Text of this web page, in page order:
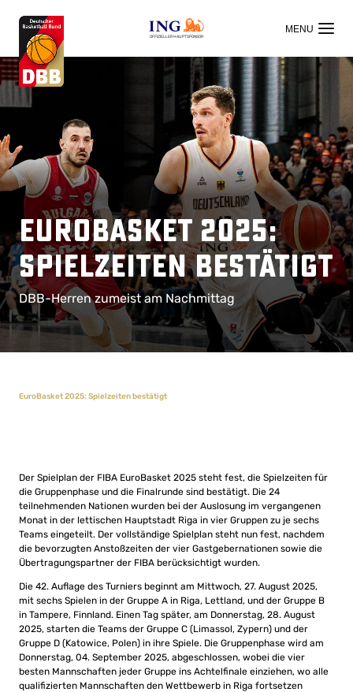
OFFIZIELLER HAUPTSPONSOR
EuroBasket 2025:
Spielzeiten bestätigt
DBB-Herren zumeist am Nachmittag
EuroBasket 2025: Spielzeiten bestätigt
Der Spielplan der FIBA EuroBasket 2025 steht fest, die Spielzeiten für
die Gruppenphase und die Finalrunde sind bestätigt. Die 24
teilnehmenden Nationen wurden bei der Auslosung im vergangenen
Monat in der lettischen Hauptstadt Riga in vier Gruppen zu je sechs
Teams eingeteilt. Der vollständige Spielplan steht nun fest, nachdem
die bevorzugten Anstoßzeiten der vier Gastgebernationen sowie die
Übertragungspartner der FIBA berücksichtigt wurden.
Die 42. Auflage des Turniers beginnt am Mittwoch, 27. August 2025,
mit sechs Spielen in der Gruppe A in Riga, Lettland, und der Gruppe B
in Tampere, Finnland. Einen Tag später, am Donnerstag, 28. August
2025, starten die Teams der Gruppe C (Limassol, Zypern) und der
Gruppe D (Katowice, Polen) in ihre Spiele. Die Gruppenphase wird am
Donnerstag, 04. September 2025, abgeschlossen, wobei die vier
besten Mannschaften jeder Gruppe ins Achtelfinale einziehen, wo alle
qualifizierten Mannschaften den Wettbewerb in Riga fortsetzen